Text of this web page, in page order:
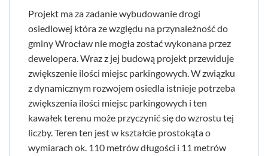
Projekt ma za zadanie wybudowanie drogi
osiedlowej która ze względu na przynależność do
gminy Wrocław nie mogła zostać wykonana przez
dewelopera. Wraz z jej budową projekt przewiduje
zwiększenie ilości miejsc parkingowych. W związku
z dynamicznym rozwojem osiedla istnieje potrzeba
zwiększenia ilości miejsc parkingowych i ten
kawałek terenu może przyczynić się do wzrostu tej
liczby. Teren ten jest w kształcie prostokąta o
wymiarach ok. 110 metrów długości i 11 metrów